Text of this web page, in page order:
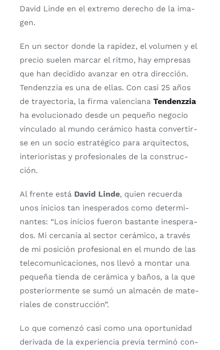
David Lin­de en el extre­mo dere­cho de la ima­
gen.
En un sec­tor don­de la rapi­dez, el volu­men y el
pre­cio sue­len mar­car el rit­mo, hay empre­sas
que han deci­di­do avan­zar en otra direc­ción.
Ten­denz­zia es una de ellas. Con casi 25 años
de tra­yec­to­ria, la fir­ma valen­cia­na Ten­denz­zia
ha evo­lu­cio­na­do des­de un peque­ño nego­cio
vin­cu­la­do al mun­do cerá­mi­co has­ta con­ver­tir­
se en un socio estra­té­gi­co para arqui­tec­tos,
inte­rio­ris­tas y pro­fe­sio­na­les de la cons­truc­
ción.
Al fren­te está David Lin­de, quien recuer­da
unos ini­cios tan ines­pe­ra­dos como deter­mi­
nan­tes: “Los ini­cios fue­ron bas­tan­te ines­pe­ra­
dos. Mi cer­ca­nía al sec­tor cerá­mi­co, a tra­vés
de mi posi­ción pro­fe­sio­nal en el mun­do de las
tele­co­mu­ni­ca­cio­nes, nos lle­vó a mon­tar una
peque­ña tien­da de cerá­mi­ca y baños, a la que
pos­te­rior­men­te se sumó un alma­cén de mate­
ria­les de cons­truc­ción”.
Lo que comen­zó casi como una opor­tu­ni­dad
deri­va­da de la expe­rien­cia pre­via ter­mi­nó con­